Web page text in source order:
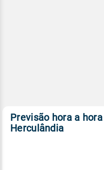
Previsão hora a
Herculândia